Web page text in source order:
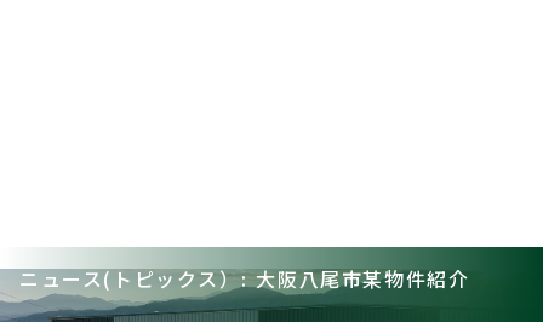
ニュース(トピックス）: 大阪八尾市某物件紹介